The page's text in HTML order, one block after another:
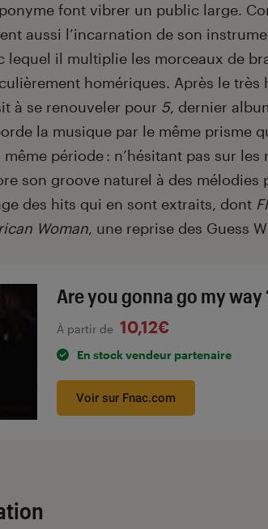
font vibrer un public large.
aussi l’incarnation de son
lequel il multiplie les morceaux de
homériques. Après le très
à se renouveler pour 5, dernier
la musique par le même prisme
période : n’hésitant pas sur les
son groove naturel à des mélodies
des hits qui en sont extraits, dont
Woman, une reprise des Guess
Are you gonna go my way
À partir de 10,12€
En stock vendeur partenaire
Voir sur Fnac.com